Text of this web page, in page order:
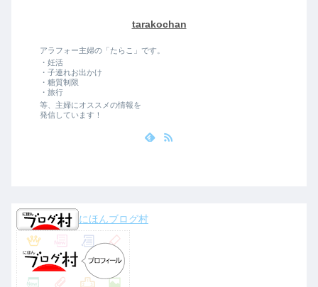
tarakochan
アラフォー主婦の「たらこ」です。
・妊活
・子連れお出かけ
・糖質制限
・旅行
等、主婦にオススメの情報を
発信しています！
にほんブログ村